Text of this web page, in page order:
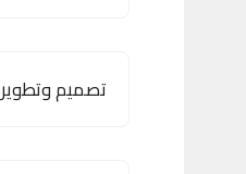
تصميم وتطوير